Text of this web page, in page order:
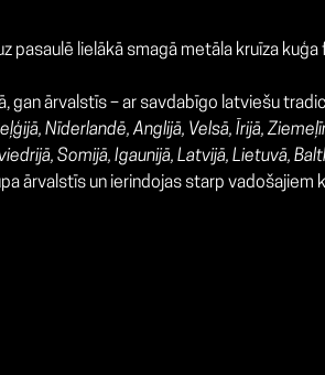
pasaulē lielākā smagā metāla kruīza
ārvalstīs – ar savdabīgo latviešu
Nīderlandē, Anglijā, Velsā, Īrijā,
Somijā, Igaunijā, Latvijā, Lietuvā,
ārvalstīs un ierindojas starp vadošajiem